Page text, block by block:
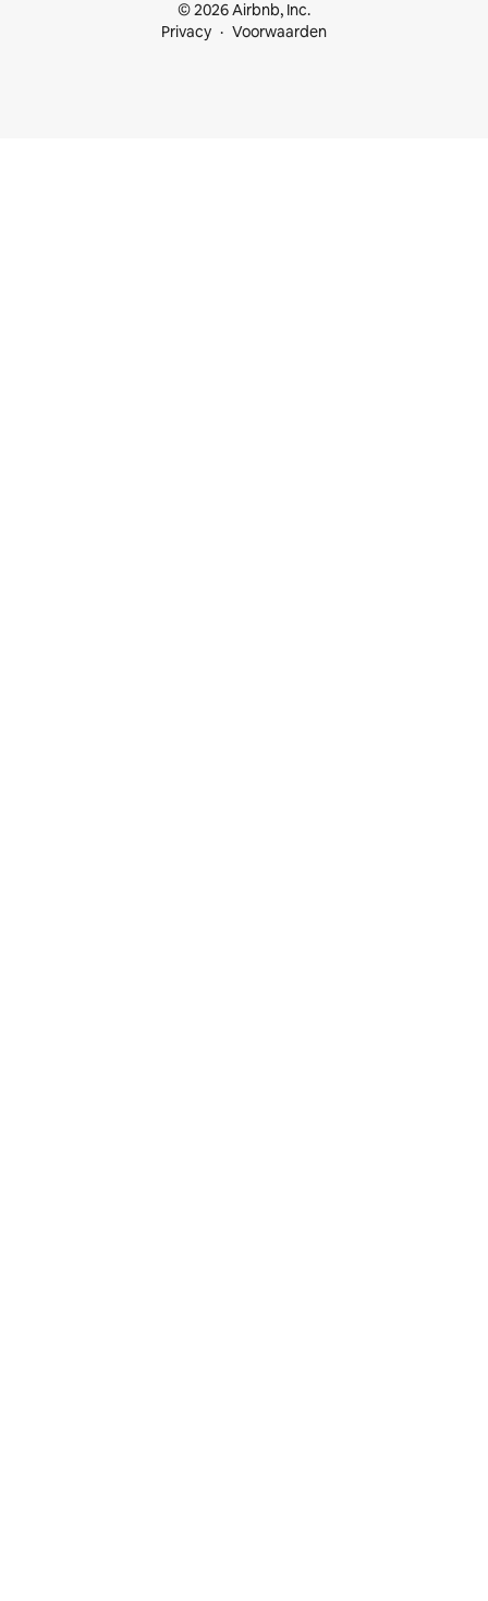
© 2026 Airbnb, Inc.
Privacy
Voorwaarden